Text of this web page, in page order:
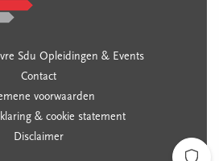
Sdu Opleidingen & Events
Contact
voorwaarden
& cookie statement
Disclaimer